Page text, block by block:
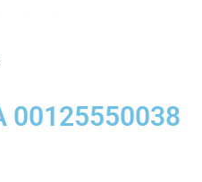
00125550038